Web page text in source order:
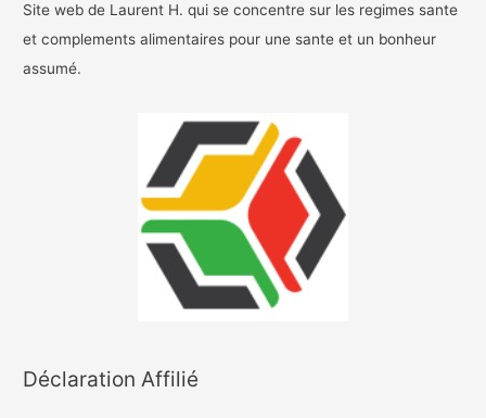
Site web de Laurent H. qui se concentre sur les regimes sante
et complements alimentaires pour une sante et un bonheur
assumé.
Déclaration Affilié